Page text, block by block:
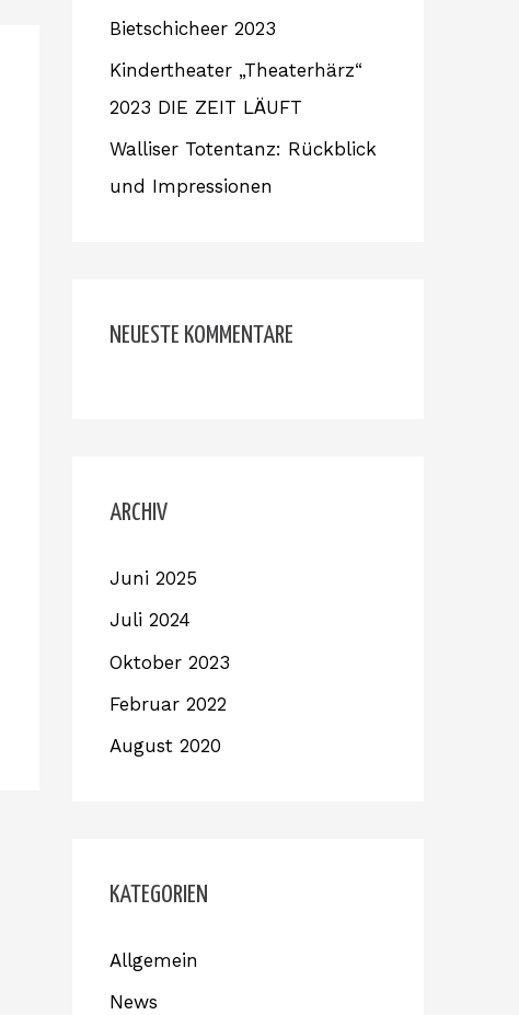
Bietschicheer 2023
Kindertheater „Theaterhärz“
2023 DIE ZEIT LÄUFT
Walliser Totentanz: Rückblick
und Impressionen
NEUESTE KOMMENTARE
ARCHIV
Juni 2025
Juli 2024
Oktober 2023
Februar 2022
August 2020
KATEGORIEN
Allgemein
News